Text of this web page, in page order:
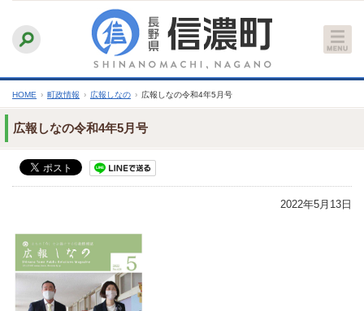
文
へ
ふりがなをつける
文字サイズ
縮小 標準 拡大
HOME › 町政情報 › 広報しなの › 広報しなの令和4年5月号
広報しなの令和4年5月号
2022年5月13日